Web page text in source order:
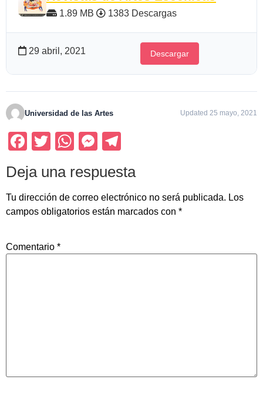
1.89 MB 1383 Descargas
29 abril, 2021 Descargar
Universidad de las Artes Updated 25 mayo, 2021
Facebook
TwitterWhatsApp
Messenger
Deja una respuesta
Tu dirección de correo electrónico no será publicada. Los
campos obligatorios están marcados con *
Comentario *